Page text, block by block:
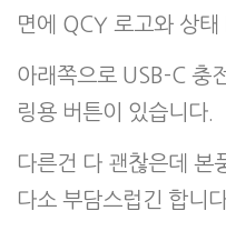
면에 QCY 로고와 상태
아래쪽으로 USB-C 충
링용 버튼이 있습니다.
다른건 다 괜찮은데 본
다소 부담스럽긴 합니